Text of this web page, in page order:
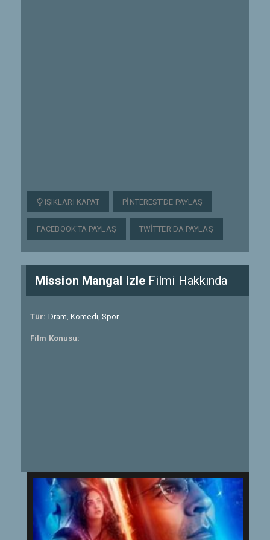
IŞIKLARI KAPAT PINTEREST'DE PAYLAŞ
FACEBOOK'TA PAYLAŞ TWITTER'DA PAYLAŞ
Mission Mangal izleFilmi Hakkında
Tür: Dram,Komedi, Spor
Film Konusu: